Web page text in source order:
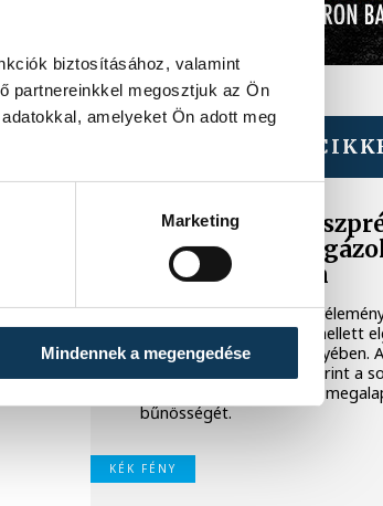
biztosításához, valamint
partnereinkkel megosztjuk az Ön
amelyeket Ön adott meg
Marketing
Mindennek a megengedése
TOVÁBBI
Új fordulat a
mellett halálra
rendőr ügyében
Elkészült a műszaki
márciusban, Veszprém mellett
Zalavári Bálint rendőr ügyében.
családjának ügyvédje szerint a
késlekedése önmagában
bűnösségét.
KÉK FÉNY